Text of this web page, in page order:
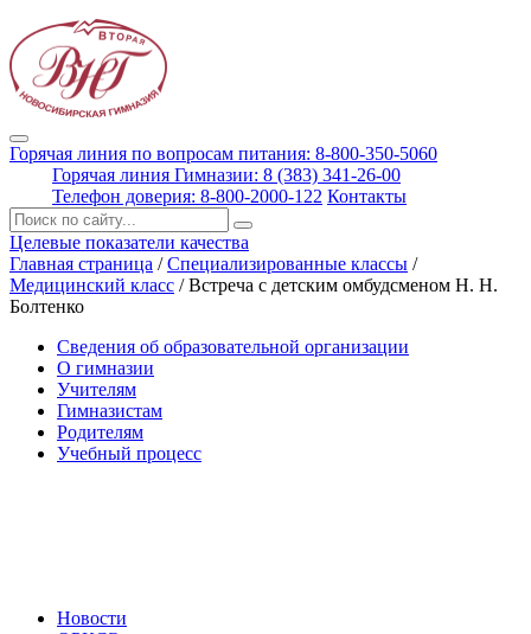
Горячая линия по вопросам питания: 8-800-350-5060
Горячая линия Гимназии: 8 (383) 341-26-00
Телефон доверия: 8-800-2000-122 Контакты
Поиск:
Целевые показатели качества
Главная страница /Специализированные классы /
Медицинский класс /Встреча с детским омбудсменом Н. Н.
Болтенко
Сведения об образовательной организации
О гимназии
Учителям
Гимназистам
Родителям
Учебный процесс
Новости